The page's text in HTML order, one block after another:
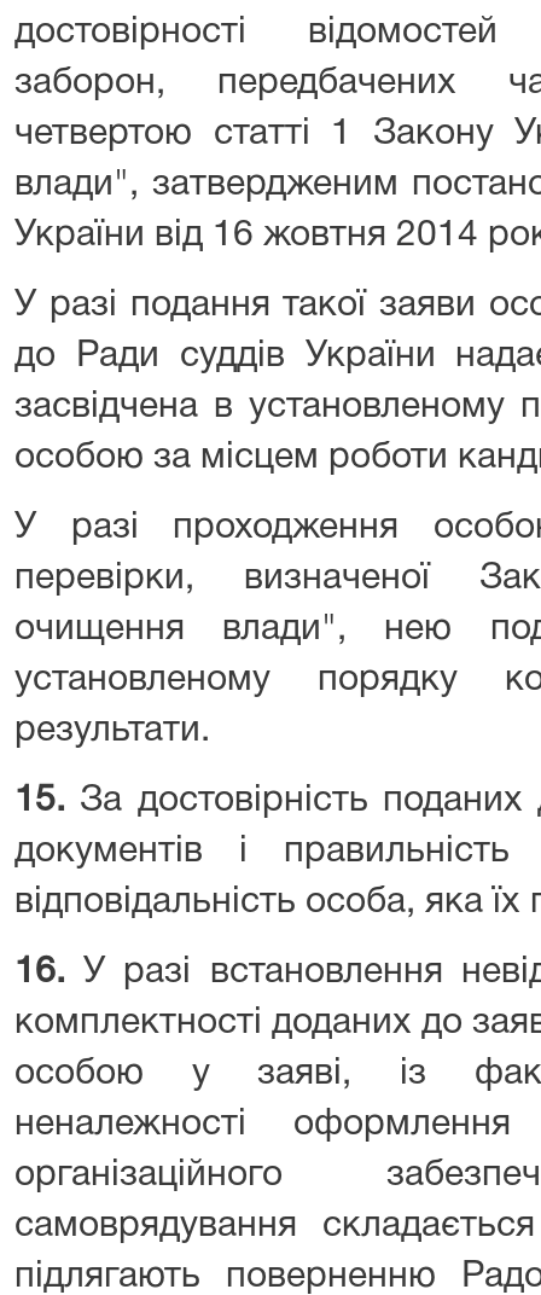
достовірності
заборон, передбачених
четвертою статті 1 Закону
влади", затвердженим
України від 16 жовтня 2014
У разі подання такої заяви
до Ради суддів України
засвідчена в установленому
особою за місцем роботи
У разі проходження
перевірки, визначеної
очищення влади", нею
установленому порядку
результати.
15. За достовірність
документів і
відповідальність особа, яка їх
16. У разі встановлення
комплектності доданих до
особою у заяві, із
неналежності оформлення
організаційного
самоврядування
підлягають поверненню